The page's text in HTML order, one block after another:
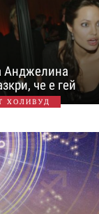
Анджелина
че е гей
ХОЛИВУД